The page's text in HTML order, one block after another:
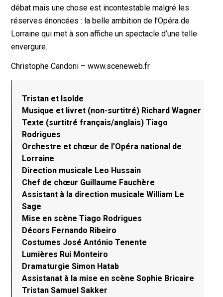
débat mais une chose est incontestable malgré les
réserves énoncées : la belle ambition de l’Opéra de
Lorraine qui met à son affiche un spectacle d’une telle
envergure.
Christophe Candoni – www.sceneweb.fr
Tristan et Isolde
Musique et livret (non-surtitré) Richard Wagner
Texte (surtitré français/anglais) Tiago
Rodrigues
Orchestre et chœur de l’Opéra national de
Lorraine
Direction musicale Leo Hussain
Chef de chœur Guillaume Fauchère
Assistant à la direction musicale William Le
Sage
Mise en scène Tiago Rodrigues
Décors Fernando Ribeiro
Costumes José António Tenente
Lumières Rui Monteiro
Dramaturgie Simon Hatab
Assistanat à la mise en scène Sophie Bricaire
Tristan Samuel Sakker